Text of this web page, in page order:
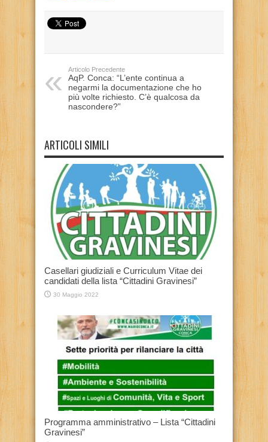
Articolo Precedente
AqP. Conca: “L’ente continua a
negarmi la documentazione che ho
più volte richiesto. C’è qualcosa da
nascondere?”
ARTICOLI SIMILI
Casellari giudiziali e Curriculum Vitae dei
candidati della lista “Cittadini Gravinesi”
30 Maggio 2022
Programma amministrativo – Lista “Cittadini
Gravinesi”